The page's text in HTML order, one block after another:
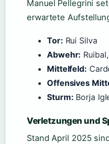
Manuel Pellegrini
erwartete
Tor: Rui Silva
Abwehr:
Mittelfeld:
Offensives
Sturm: Borja
Verletzungen und
Stand April 2025